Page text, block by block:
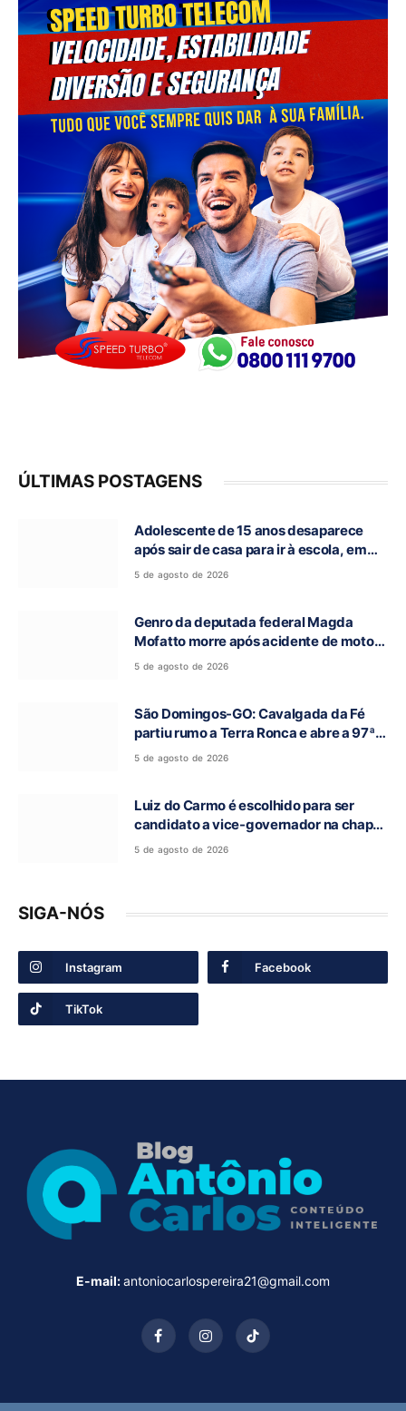
ÚLTIMAS POSTAGENS
Adolescente de 15 anos desaparece
após sair de casa para ir à escola, em
Campos Belos-GO
5 de agosto de 2026
Genro da deputada federal Magda
Mofatto morre após acidente de moto
na BR-153
5 de agosto de 2026
São Domingos-GO: Cavalgada da Fé
partiu rumo a Terra Ronca e abre a 97ª
Romaria do Bom Jesus da Lapa
5 de agosto de 2026
Luiz do Carmo é escolhido para ser
candidato a vice-governador na chapa
de Daniel Vilela
5 de agosto de 2026
SIGA-NÓS
Instagram Facebook
TikTok
E-mail:antoniocarlospereira21@gmail.com
FacebookInstagramTikTok